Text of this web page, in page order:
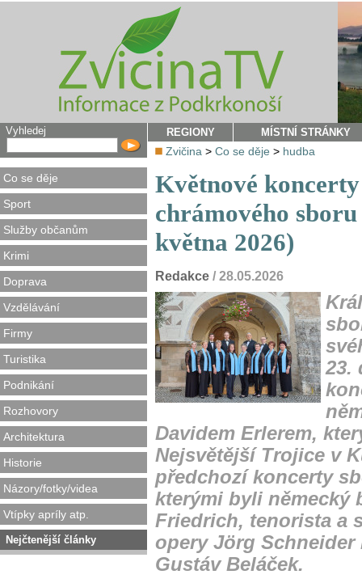
Vyhledej
Co se děje
Sport
Služby občanům
Krimi
Doprava
Vzdělávání
Firmy
Turistika
Podnikání
Rozhovory
Architektura
Historie
Názory/fotky/videa
Vtípky apríly atp.
Nejčtenější články
REGIONY MÍSTNÍ STRÁNKY
Zvičina > Co se děje > hudba
Květnové
chrámového
května 2026)
Redakce / 28.05.2026
23.
Davidem Erlerem,
Nejsvětější Trojice v
předchozí koncerty
kterými byli německý
Friedrich, tenorista a
opery Jörg
Gustáv Beláček.